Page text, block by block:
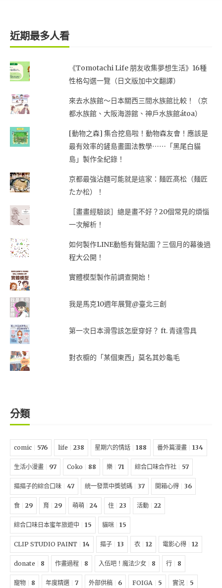
近期最多人看
《Tomotachi Life 朋友收集夢想生活》16種
性格勾選一覽（日文版加中文翻譯）
來去水族館～日本關西三間水族館比較！（京
都水族館、大阪海游館、神戶水族館átoa）
[動物之森] 集合挖島啦！動物森友會！應該是
最有效率的鏟島畫圖法教學⋯⋯「黑尾白貓
島」製作全紀錄！
京都最強沾麵可能就是這家：麺匠髙松（麺匠
たか松）！
［畫畫經驗談］總是畫不好？20個常見的煩惱
一次解析！
如何製作LINE動態有聲貼圖？三個月的幕後過
程大公開！
實體模型製作前調查開始！
我是馬克10週年展覽@臺北三創
第一次日本滑雪該怎麼穿好？ ft. 青達雪具
對衣櫥的「某個東西」莫名其妙龜毛
分類
comic 576 life 238 星期六的情話 188 番外篇漫畫 134
生活小漫畫 97 Coko 88 樂 71 綜合口味合作社 57
摳摳子的綜合口味 47 統一發票中獎號碼 37 開箱心得 36
食 29 育 29 萌萌 24 住 23 活動 22
綜合口味日本蜜年旅遊中 15 貓咪 15
CLIP STUDIO PAINT 14 摳子 13 衣 12 電影心得 12
donate 8 作畫過程 8 入伍吧！魔法少女 8 行 8
寵物 8 年度精選 7 外部供稿 6 FOIGA 5 實況 5